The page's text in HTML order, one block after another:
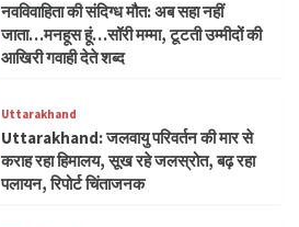
नवविवाहिता की संदिग्ध मौत: अब सहा नहीं
जाता…मनहूस हूं…सॉरी मम्मा, टूटती उम्मीदों की
आखिरी गवाही देते शब्द
Uttarakhand
Uttarakhand: जलवायु परिवर्तन की मार से
कराह रहा हिमालय, सूख रहे जलस्रोत, बढ़ रहा
पलायन, रिपोर्ट चिंताजनक